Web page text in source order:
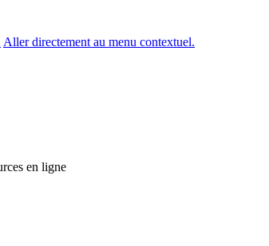
Aller directement au menu contextuel.
en ligne